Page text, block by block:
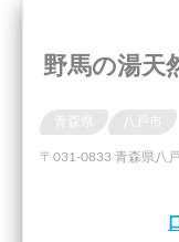
野馬の湯天
青森県
〒031-0833 青森県八